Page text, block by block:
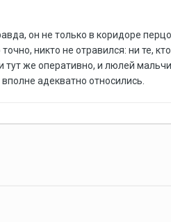
он не только в коридоре
никто не отравился: ни те,
тут же оперативно, и люлей
адекватно относились.